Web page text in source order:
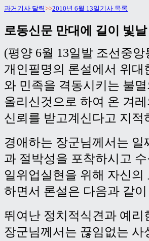
과거기사 달력>>2010년 6월 13일기사 목록
로동신문 만대에 길이 빛
(평양 6월 13일발 조선중
개인필명의 론설에서 위
와 민족을 격동시키는 불
올리신것으로 하여 온 겨
신뢰를 받고계신다고 지적
경애하는 장군님께서는
과 절박성을 포착하시고
일위업실현을 위해 자신
하면서 론설은 다음과 같
뛰여난 정치적식견과 예
장군님께서는 끊임없는